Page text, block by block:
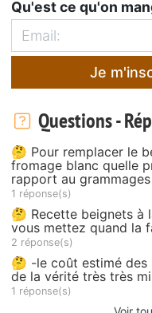
Qu'est ce qu'on
Je
Questions -
🤔 Pour remplacer le
fromage blanc quelle
rapport au
1 réponse(s)
🤔 Recette beignets à
vous mettez quand la
2 réponse(s)
🤔 -le coût estimé des
de la vérité très très
1 réponse(s)